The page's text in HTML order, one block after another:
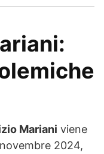
Mariani viene
2024,